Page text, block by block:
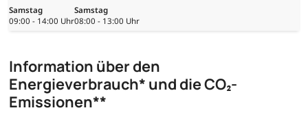
Samstag
09:00 - 14:00 Uhr
Samstag
08:00 - 13:00 Uhr
Information über den
Energieverbrauch* und die CO₂-
Emissionen**